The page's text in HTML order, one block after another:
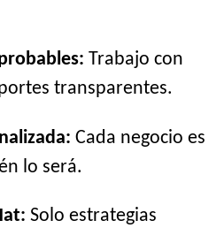
Trabajo con
transparentes.
Cada negocio es
lo será.
Solo estrategias